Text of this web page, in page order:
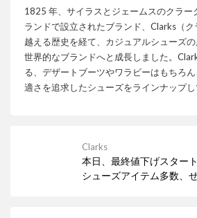
1825 年、サイラスとジェームスのクラー
ランドで設立されたブランド、Clarks（
越える歴史を経て、カジュアルシューズ
世界的なブランドへと成長しました。
る、デザートブーツやワラビーはもちろ
適さを追求したシューズをラインナップし
Clarks
本日、最終値下げスター
シューズアイテム多数、